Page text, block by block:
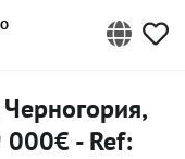
- Ref: